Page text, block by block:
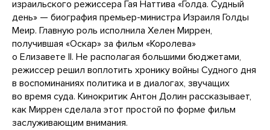
израильского режиссера Гая Наттива «Голда. Судный
день» — биография премьер-министра Израиля Голды
Меир. Главную роль исполнила Хелен Миррен,
получившая «Оскар» за фильм «Королева»
о Елизавете II. Не располагая большими бюджетами,
режиссер решил воплотить хронику войны Судного дня
в воспоминаниях политика и в диалогах, звучащих
во время суда. Кинокритик Антон Долин рассказывает,
как Миррен сделала этот простой по форме фильм
заслуживающим внимания.